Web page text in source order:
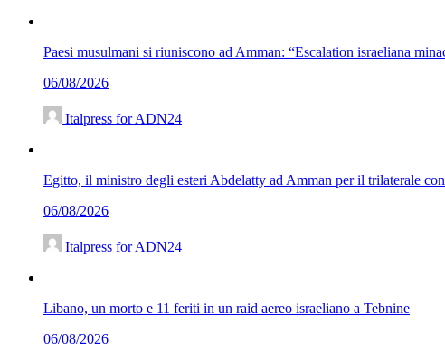
Paesi musulmani si riuniscono ad Amman: “Escalation israeliana
06/08/2026
Italpress for ADN24
Egitto, il ministro degli esteri Abdelatty ad Amman per il trilaterale
06/08/2026
Italpress for ADN24
Libano, un morto e 11 feriti in un raid aereo israeliano a Tebnine
06/08/2026